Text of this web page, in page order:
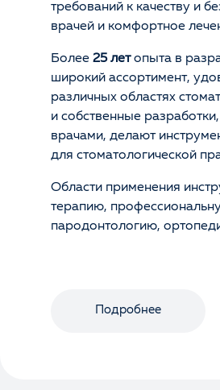
требований к качеству и
врачей и комфортное
Более 25 летопыта в
широкий ассортимент,
различных областях
и собственные
врачами, делают
для стоматологической
Области применения
терапию,
пародонтологию,
Подробнее